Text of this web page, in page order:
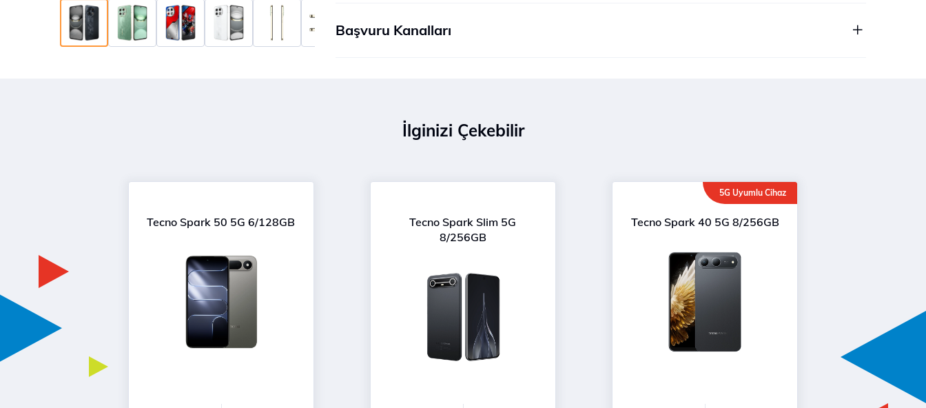
Başvuru Kanalları
İlginizi Çekebilir
Tecno Spark 50 5G 6/128GB
Tecno Spark Slim 5G
8/256GB
5G Uyumlu Cihaz
Tecno Spark 40 5G 8/256GB